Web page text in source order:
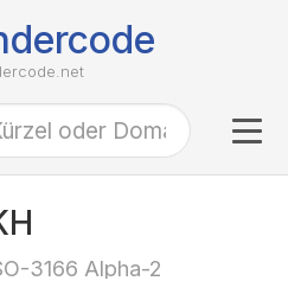
3166 Alpha-2